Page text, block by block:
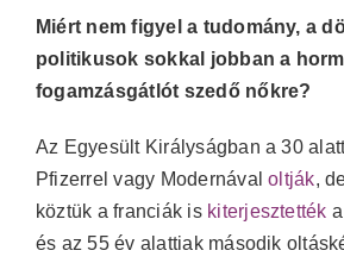
Miért nem figyel a tudomány, a
politikusok sokkal jobban a
fogamzásgátlót szedő nőkre?
Az Egyesült Királyságban a 30
Pfizerrel vagy Modernávaloltják,
köztük a franciák is kiterjesztették
és az 55 év alattiak második